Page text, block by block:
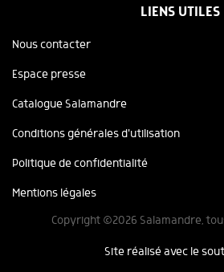
LIENS UTILES
Nous contacter
Espace presse
Catalogue Salamandre
Conditions générales d'utilisation
Politique de confidentialité
Mentions légales
Copyright ©2026 Salamandre,
Site réalisé avec le